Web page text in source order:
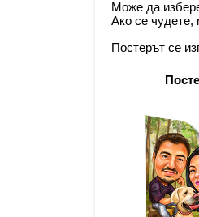
Може да
Ако се чудете,
Постерът се